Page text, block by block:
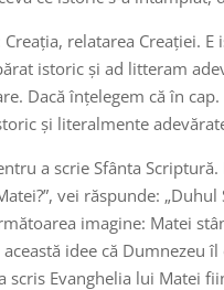
relatarea Creației.
istoric și ad litteram
Dacă înțelegem că în
și literalmente
a scrie Sfânta Scriptură.
vei răspunde:
imagine: Matei
idee că
scris Evanghelia lui Matei